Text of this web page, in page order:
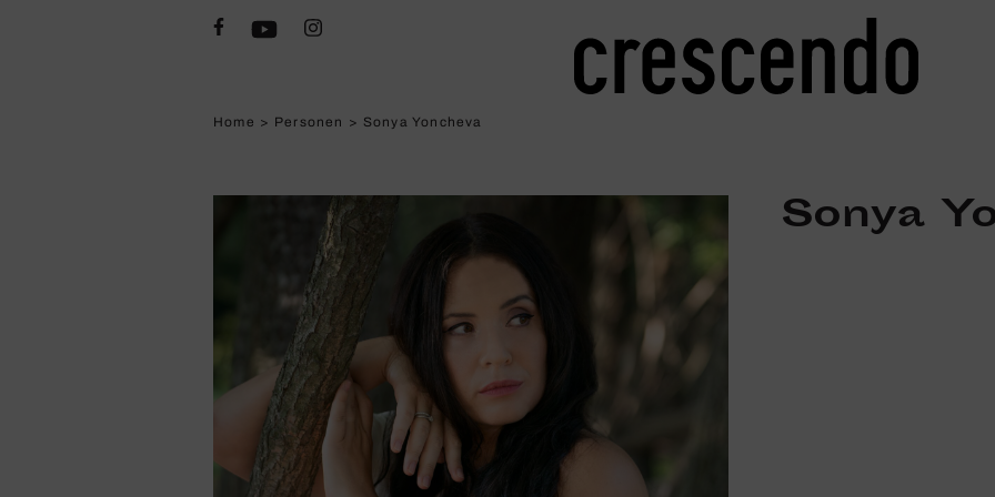
Home > Personen > Sonya Yoncheva
Sonya